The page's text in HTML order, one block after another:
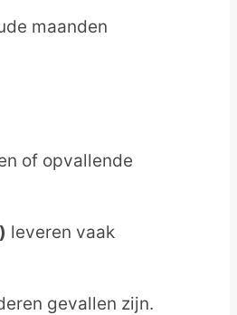
maanden
of opvallende
leveren vaak
gevallen zijn.